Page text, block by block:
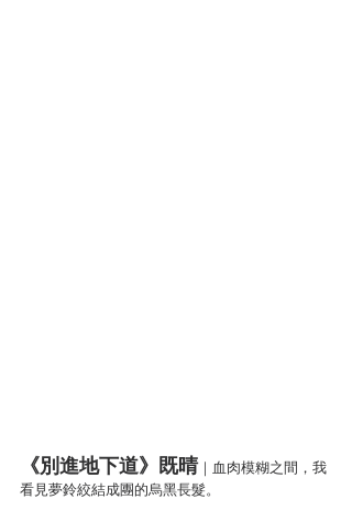
《別進地下道》既晴｜血肉模糊之間，我
看見夢鈴絞結成團的烏黑長髮。